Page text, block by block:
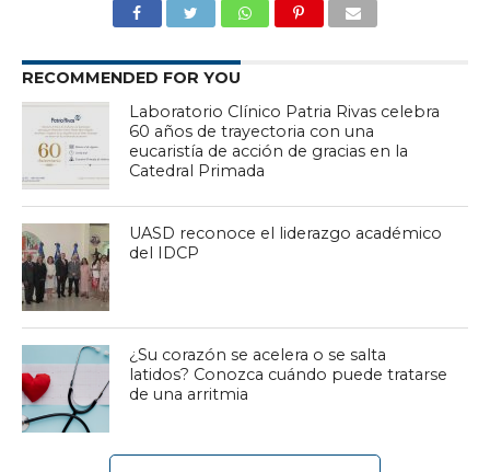
RECOMMENDED FOR YOU
Laboratorio Clínico Patria Rivas celebra
60 años de trayectoria con una
eucaristía de acción de gracias en la
Catedral Primada
UASD reconoce el liderazgo académico
del IDCP
¿Su corazón se acelera o se salta
latidos? Conozca cuándo puede tratarse
de una arritmia